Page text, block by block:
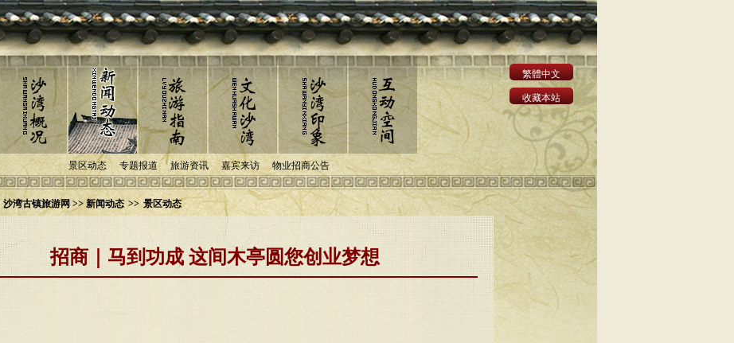
景区动态 专题报道 旅游资讯 嘉宾来访 物业招商公告
繁體中文
收藏本站
沙湾古镇旅游网 >> 新闻动态 >> 景区动态
招商｜马到功成 这间木亭圆您创业梦想